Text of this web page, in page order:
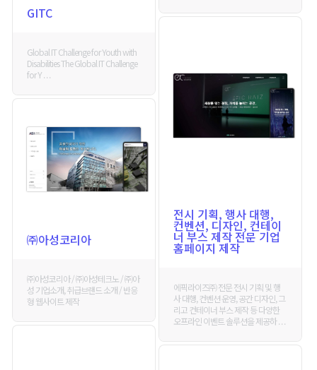
GITC
Global IT Challenge for Youth with
Disabilities The Global IT Challenge
for Y . . .
전시 기획, 행사 대행,
컨벤션, 디자인, 컨테이
너 부스 제작 전문 기업
홈페이지 제작
에픽라이즈㈜ 전문 전시 기획 및 행
사 대행, 컨벤션 운영, 공간 디자인, 그
리고 컨테이너 부스 제작 등 다양한
오프라인 이벤트 솔루션을 제공하 . . .
㈜아성코리아
㈜아성코리아 / ㈜아성테크노 / ㈜아
성 기업소개, 취급브랜드 소개 / 반응
형 웹사이트 제작